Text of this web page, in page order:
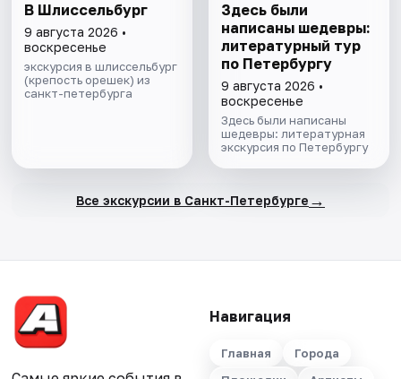
В Шлиссельбург
9 августа 2026 •
воскресенье
экскурсия в шлиссельбург
(крепость орешек) из
санкт-петербурга
Здесь были
написаны шедевры:
литературный тур
по Петербургу
9 августа 2026 •
воскресенье
Здесь были написаны
шедевры: литературная
экскурсия по Петербургу
Все экскурсии в Санкт-Петербурге →
Навигация
Главная
Города